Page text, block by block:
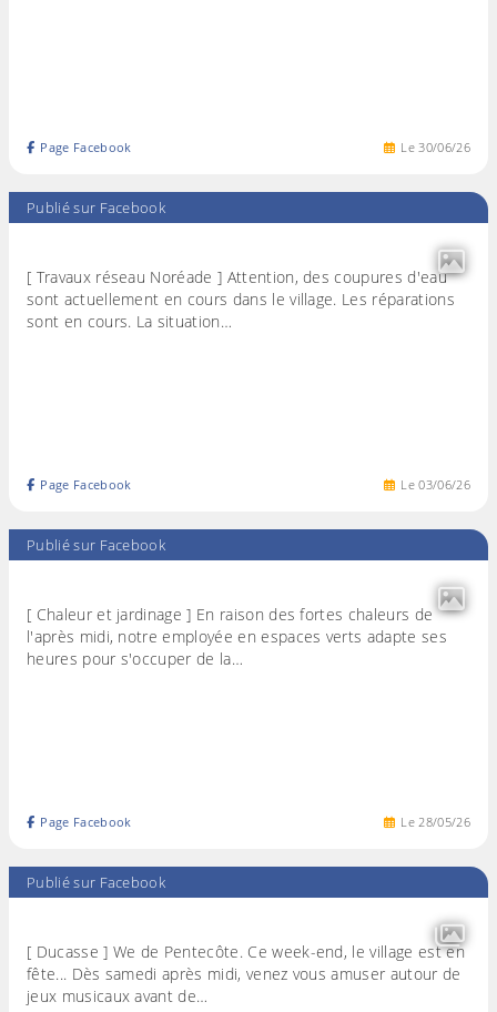
Le30/06/26
Page Facebook
Publié sur Facebook
[ Travaux réseau Noréade ] Attention, des coupures d'eau
sont actuellement en cours dans le village. Les réparations
sont en cours. La situation…
Le03/06/26
Page Facebook
Publié sur Facebook
[ Chaleur et jardinage ] En raison des fortes chaleurs de
l'après midi, notre employée en espaces verts adapte ses
heures pour s'occuper de la…
Le28/05/26
Page Facebook
Publié sur Facebook
[ Ducasse ] We de Pentecôte. Ce week-end, le village est en
fête... Dès samedi après midi, venez vous amuser autour de
jeux musicaux avant de…